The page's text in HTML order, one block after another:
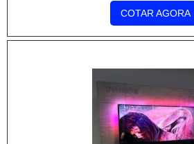
demais usuários que transitam pelo
COTAR AGORA